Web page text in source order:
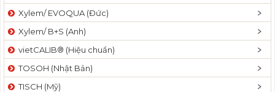
v
a
t
Xylem/ EVOQUA (Đức)
Xylem/ B+S (Anh)
vietCALIB® (Hiệu chuẩn)
TOSOH (Nhật Bản)
TISCH (Mỹ)